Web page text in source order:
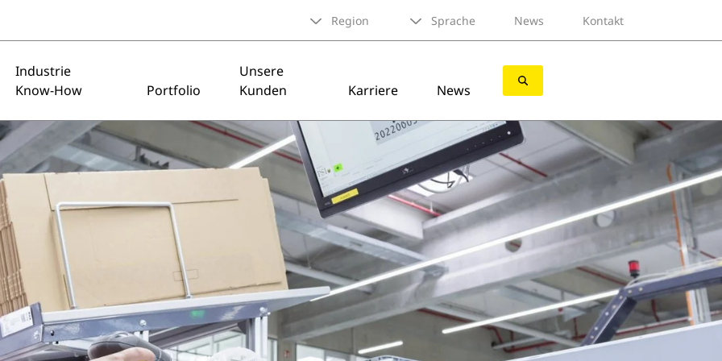
Region Sprache News Kontakt
Industrie
Know-How
Portfolio
Unsere
Kunden
Karriere News